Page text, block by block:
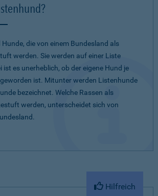
die von einem Bundesland als
werden. Sie werden auf einer Liste
es unerheblich, ob der eigene Hund je
ist. Mitunter werden Listenhunde
bezeichnet. Welche Rassen als
werden, unterscheidet sich von
Hilfreich